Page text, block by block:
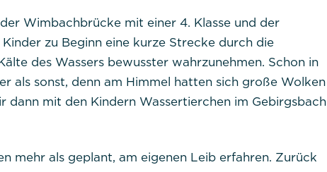
Wimbachbrücke mit einer 4. Klasse und der
zu Beginn eine kurze Strecke durch die
des Wassers bewusster wahrzunehmen. Schon in
als sonst, denn am Himmel hatten sich große Wolken
dann mit den Kindern Wassertierchen im Gebirgsbach
mehr als geplant, am eigenen Leib erfahren. Zurück